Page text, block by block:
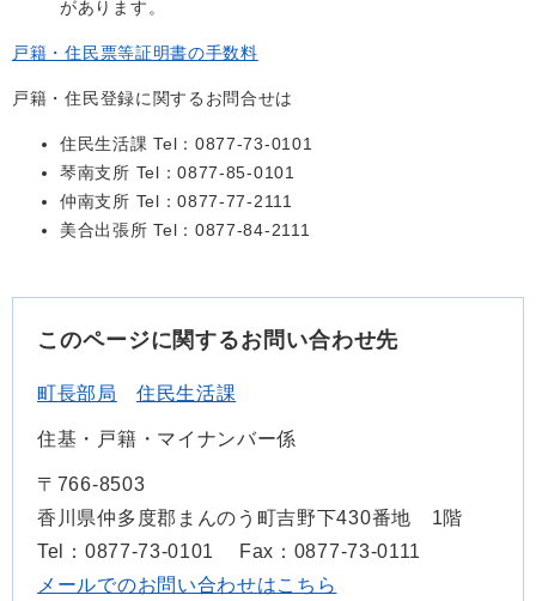
があります。
戸籍・住民票等証明書の手数料
戸籍・住民登録に関するお問合せは
住民生活課 Tel：0877-73-0101
琴南支所 Tel：0877-85-0101
仲南支所 Tel：0877-77-2111
美合出張所 Tel：0877-84-2111
このページに関するお問い合わせ先
町長部局 住民生活課
住基・戸籍・マイナンバー係
〒766-8503
香川県仲多度郡まんのう町吉野下430番地 1階
Tel：0877-73-0101
Fax：0877-73-0111
メールでのお問い合わせはこちら